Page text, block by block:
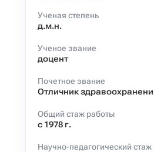
Ученая степень
д.м.н.
Ученое звание
доцент
Почетное звание
Отличник
Общий стаж работы
с 1978 г.
Научно-педагогический